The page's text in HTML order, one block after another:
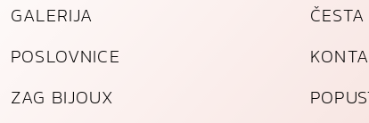
GALERIJA
POSLOVNICE
ZAG BIJOUX